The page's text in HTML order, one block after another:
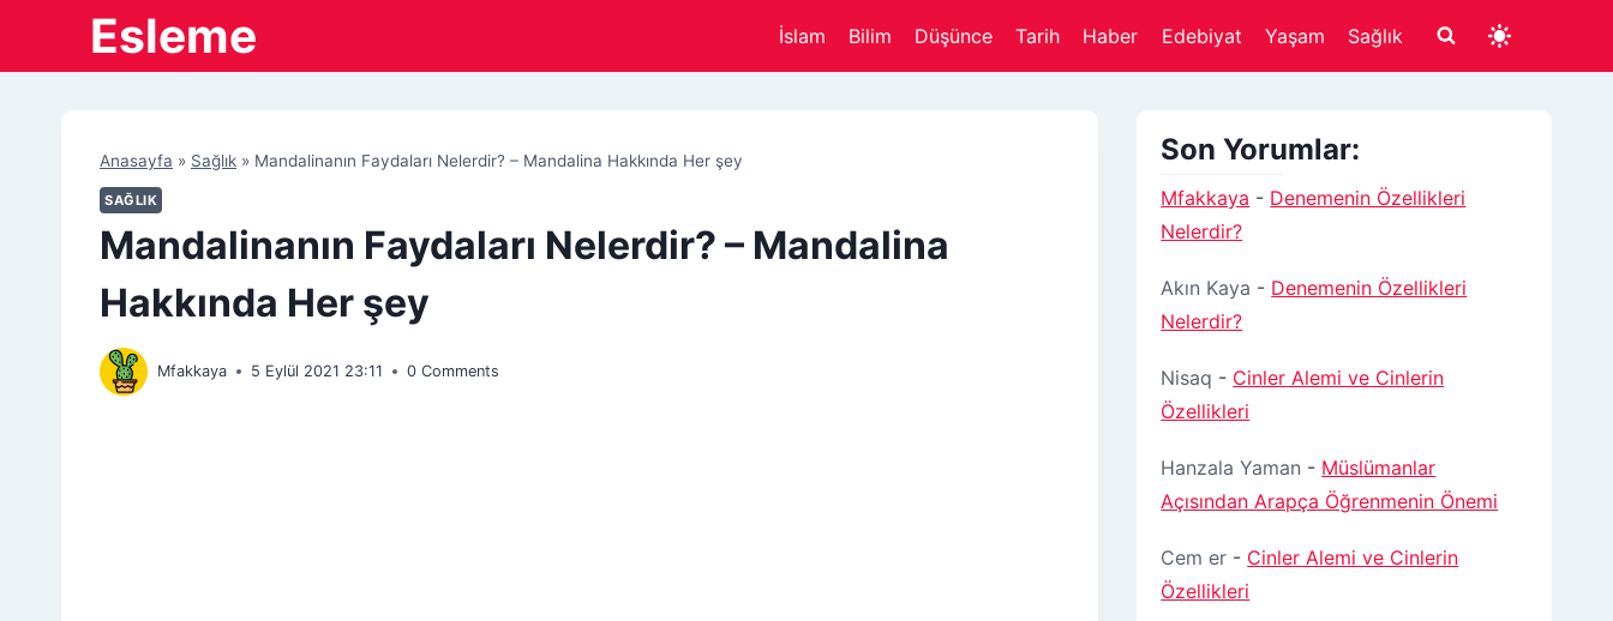
content
Esleme İslam Bilim Düşünce Tarih Haber Edebiyat Yaşam Sağlık
Anasayfa » Sağlık » Mandalinanın Faydaları Nelerdir? – Mandalina Hakkında Her şey
SAĞLIK
Mandalinanın Faydaları Nelerdir? – Mandalina
Hakkında Her şey
Mfakkaya 5 Eylül 2021 23:11 0 Comments
Son Yorumlar:
Mfakkaya - Denemenin Özellikleri
Nelerdir?
Akın Kaya - Denemenin Özellikleri
Nelerdir?
Nisaq - Cinler Alemi ve Cinlerin
Özellikleri
Hanzala Yaman - Müslümanlar
Açısından Arapça Öğrenmenin Önemi
Cem er - Cinler Alemi ve Cinlerin
Özellikleri